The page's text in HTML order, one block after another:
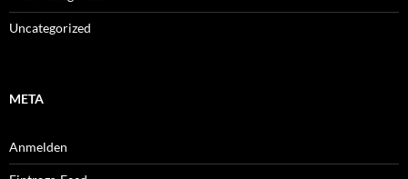
Uncategorized
META
Anmelden